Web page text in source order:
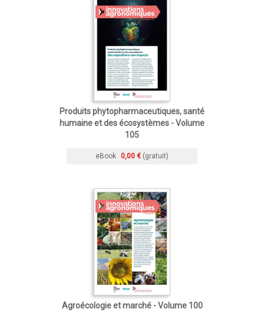
Produits phytopharmaceutiques, santé
humaine et des écosystèmes - Volume
105
eBook 0,00 € (gratuit)
Agroécologie et marché - Volume 100